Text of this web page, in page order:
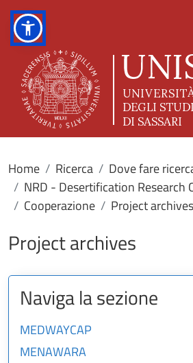
Home Ricerca Dove fare
NRD - Desertification Research
Cooperazione
Project archives
Project archives
Naviga la sezione
MEDWAYCAP
MENAWARA